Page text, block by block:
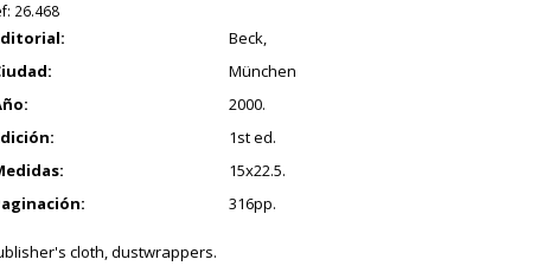
26.468
Beck,
München
2000.
1st ed.
15x22.5.
316pp.
cloth, dustwrappers.